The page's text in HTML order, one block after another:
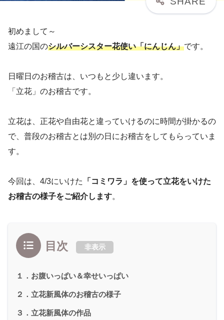
初めまして～
遠江の国のシルバーシスター花使い「にんじん」です。
日曜日のお稽古は、いつもと少し違います。
「立花」のお稽古です。
立花は、正花や自由花と違っていけるのに時間が掛かるの
で、普段のお稽古とは別の日にお稽古をしてもらっていま
す。
今回は、4/3にいけた
「コミワラ」を使って立花をいけた
お稽古の様子をご紹介します。
目次 非表示
１．お腹いっぱい＆幸せいっぱい
２．立花新風体のお稽古の様子
３．立花新風体の作品